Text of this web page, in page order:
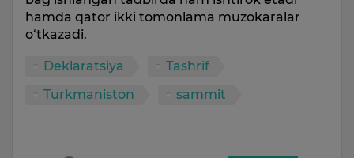
hamda qator ikki tomonlama muzokaralar
o‘tkazadi.
Deklaratsiya
Tashrif
Turkmaniston
sammit